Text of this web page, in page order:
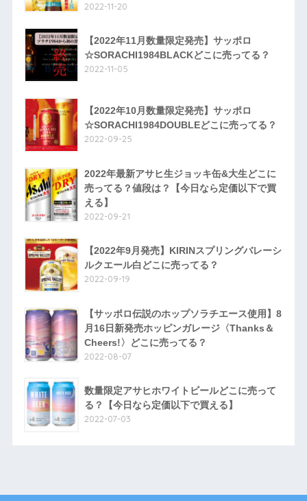
2022-11-20
【2022年11月数量限定発売】サッポロ
☆SORACHI1984BLACKどこに売ってる？
2022-11-05
【2022年10月数量限定発売】サッポロ
☆SORACHI1984DOUBLEどこに売ってる？
2022-09-25
2022年最新アサヒ生ジョッキ缶&大生どこに
売ってる？値段は？【今日なら定価以下で買
える】
2022-09-21
【2022年9月発売】KIRINスプリングバレーシ
ルクエール白どこに売ってる？
2022-09-19
【サッポロ伝説のホップソラチエース使用】8
月16日新発売ホッピンガレージ〈Thanks＆
Cheers!〉どこに売ってる？
2022-08-07
数量限定アサヒホワイトビールどこに売って
る？【今日なら定価以下で買える】
2022-07-03